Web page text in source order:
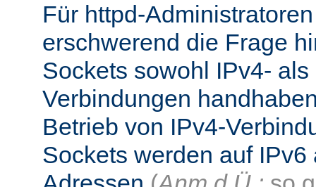
Für httpd-
erschwerend die Frage
Sockets sowohl IPv4-
Verbindungen
Betrieb von IPv4-
Sockets werden auf